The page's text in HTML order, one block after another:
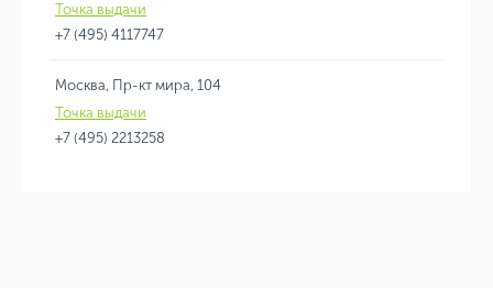
Точка выдачи
+7 (495) 4117747
Москва, Пр-кт мира, 104
Точка выдачи
+7 (495) 2213258